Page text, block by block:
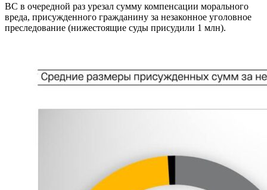
ВС в очередной раз урезал сумму компенсации морального
вреда, присужденного гражданину за незаконное уголовное
преследование (нижестоящие суды присудили 1 млн).